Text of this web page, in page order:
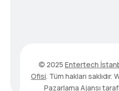
© 2025 Entertech
Ofisi. Tüm hakları saklıdır.
Pazarlama Ajansı